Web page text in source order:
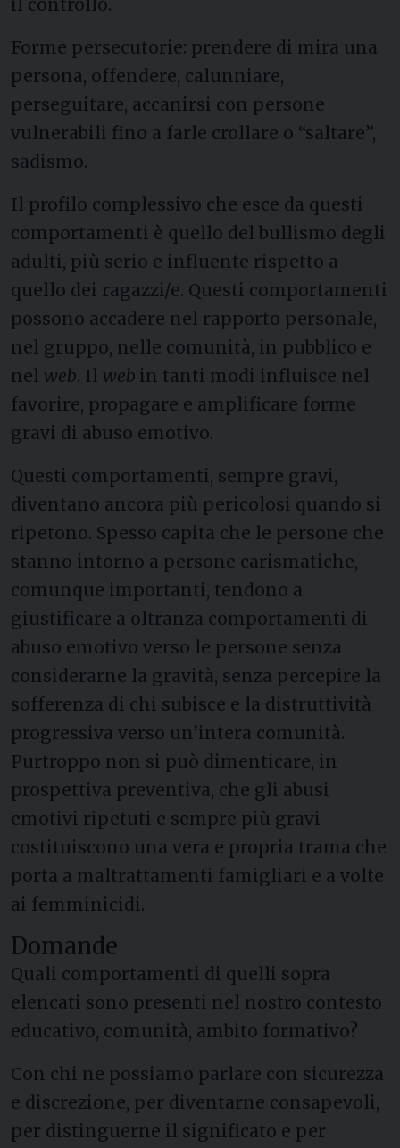
il controllo.
Forme persecutorie: prendere di mira una
persona, offendere, calunniare,
perseguitare, accanirsi con persone
vulnerabili fino a farle crollare o “saltare”,
sadismo.
Il profilo complessivo che esce da questi
comportamenti è quello del bullismo degli
adulti, più serio e influente rispetto a
quello dei ragazzi/e. Questi comportamenti
possono accadere nel rapporto personale,
nel gruppo, nelle comunità, in pubblico e
nel web. Il web in tanti modi influisce nel
favorire, propagare e amplificare forme
gravi di abuso emotivo.
Questi comportamenti, sempre gravi,
diventano ancora più pericolosi quando si
ripetono. Spesso capita che le persone che
stanno intorno a persone carismatiche,
comunque importanti, tendono a
giustificare a oltranza comportamenti di
abuso emotivo verso le persone senza
considerarne la gravità, senza percepire la
sofferenza di chi subisce e la distruttività
progressiva verso un’intera comunità.
Purtroppo non si può dimenticare, in
prospettiva preventiva, che gli abusi
emotivi ripetuti e sempre più gravi
costituiscono una vera e propria trama che
porta a maltrattamenti famigliari e a volte
ai femminicidi.
Domande
Quali comportamenti di quelli sopra
elencati sono presenti nel nostro contesto
educativo, comunità, ambito formativo?
Con chi ne possiamo parlare con sicurezza
e discrezione, per diventarne consapevoli,
per distinguerne il significato e per